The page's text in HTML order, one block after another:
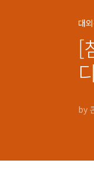
대
[
by